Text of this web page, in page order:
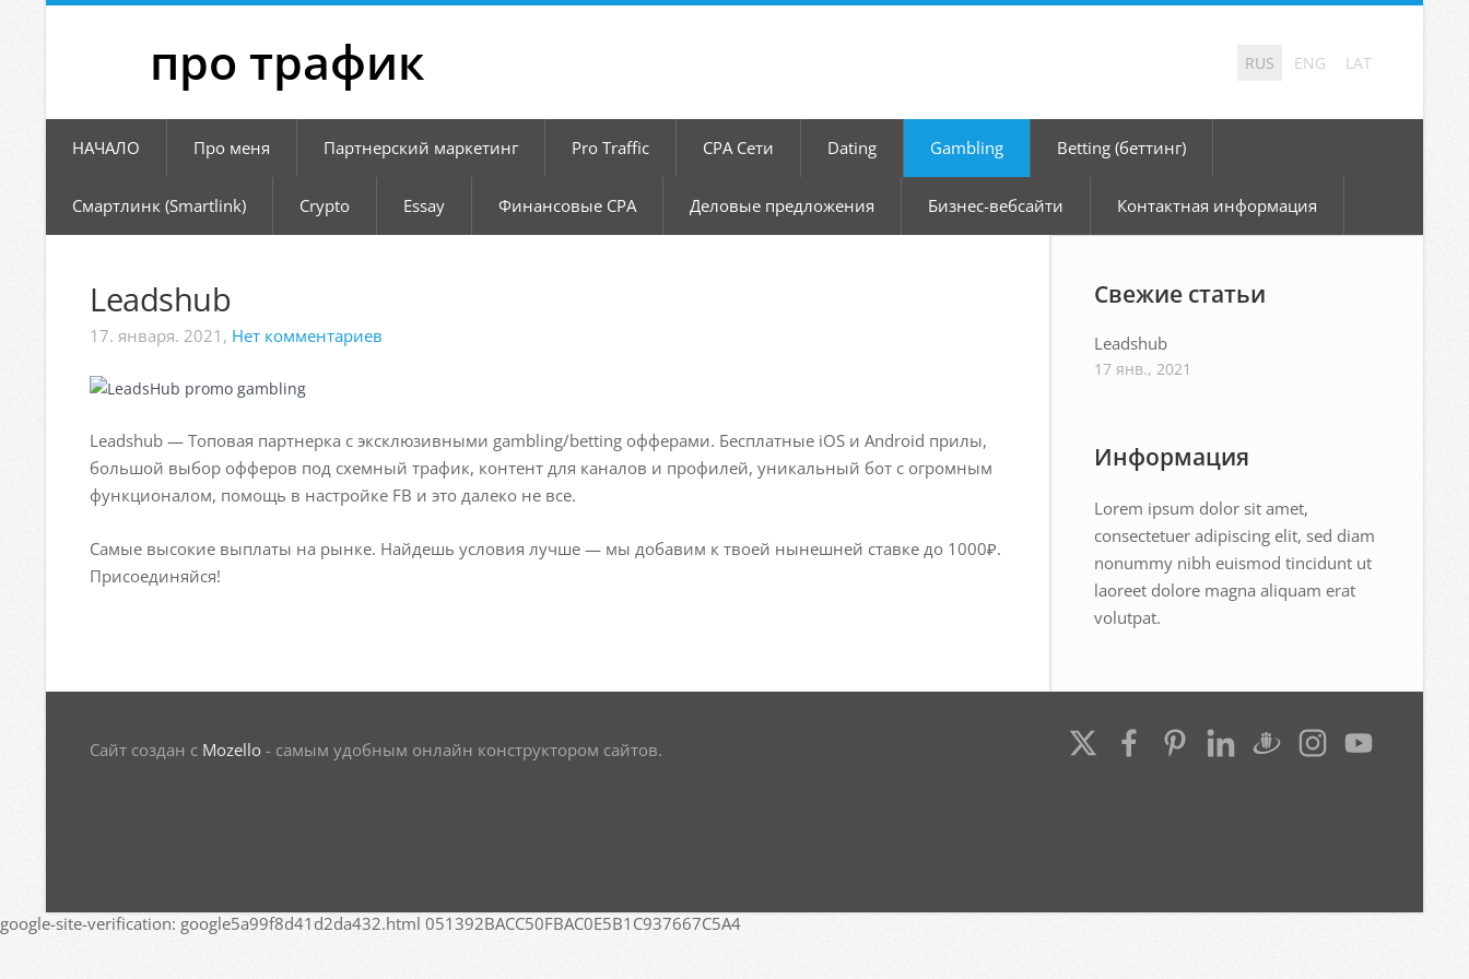
     про трафик
RUS ENG LAT
НАЧАЛО Про меня Партнерский маркетинг Pro Traffic CPA Сети Dating Gambling Betting (беттинг)
Смартлинк (Smartlink) Crypto Essay Финансовые CPA Деловые предложения Бизнес-вебсайти Контактная информация
Свежие статьи
Leadshub
17 янв., 2021
Информация
Lorem ipsum dolor sit amet,
consectetuer adipiscing elit, sed diam
nonummy nibh euismod tincidunt ut
laoreet dolore magna aliquam erat
volutpat.
Leadshub
17. января. 2021, Нет комментариев
Leadshub — Топовая партнерка с эксклюзивными gambling/betting офферами. Бесплатные iOS и Android прилы,
большой выбор офферов под схемный трафик, контент для каналов и профилей, уникальный бот с огромным
функционалом, помощь в настройке FB и это далеко не все.
Самые высокие выплаты на рынке. Найдешь условия лучше — мы добавим к твоей нынешней ставке до 1000₽.
Присоединяйся!
Сайт создан с Mozello - самым удобным онлайн конструктором сайтов.
google-site-verification: google5a99f8d41d2da432.html 051392BACC50FBAC0E5B1C937667C5A4